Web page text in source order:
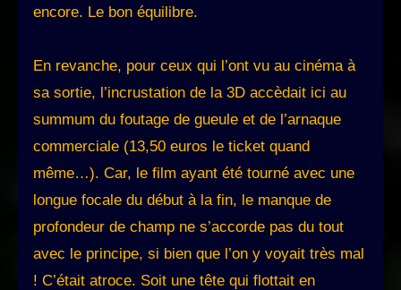
encore. Le bon équilibre.
En revanche, pour ceux qui l’ont vu au cinéma à
sa sortie, l’incrustation de la 3D accèdait ici au
summum du foutage de gueule et de l’arnaque
commerciale (13,50 euros le ticket quand
même…). Car, le film ayant été tourné avec une
longue focale du début à la fin, le manque de
profondeur de champ ne s’accorde pas du tout
avec le principe, si bien que l’on y voyait très mal
! C’était atroce. Soit une tête qui flottait en